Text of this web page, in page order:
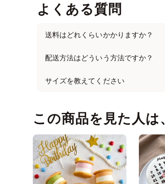
よくある質問
送料はどれくらいかかりますか？
配送方法はどういう方法ですか？
サイズを教えてください
この商品を見た人